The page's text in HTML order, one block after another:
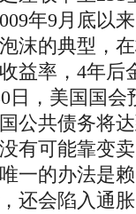
年9月底以
沫的典型，
益率，4年后
，美国国会
公共债务将
有可能靠变
一的办法是
还会陷入通